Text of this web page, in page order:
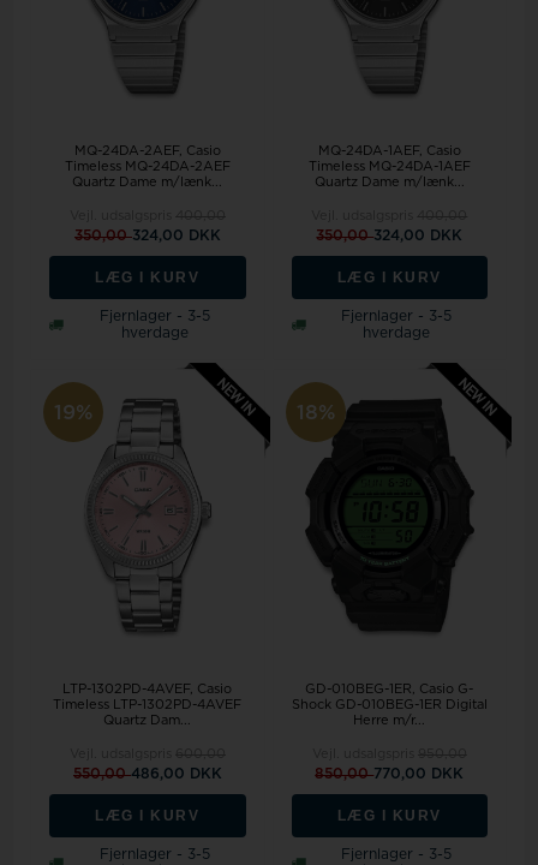
MQ-24DA-2AEF, Casio
Timeless MQ-24DA-2AEF
Quartz Dame m/lænk...
350,00324,00 DKK
LÆG I KURV
Fjernlager - 3-5
hverdage
MQ-24DA-1AEF, Casio
Timeless MQ-24DA-1AEF
Quartz Dame m/lænk...
350,00324,00 DKK
LÆG I KURV
Fjernlager - 3-5
hverdage
19%
LTP-1302PD-4AVEF, Casio
Timeless LTP-1302PD-4AVEF
Quartz Dam...
550,00486,00 DKK
LÆG I KURV
Fjernlager - 3-5
18%
GD-010BEG-1ER, Casio G-
Shock GD-010BEG-1ER Digital
Herre m/r...
850,00770,00 DKK
LÆG I KURV
Fjernlager - 3-5